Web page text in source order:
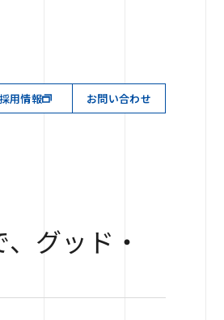
採用情報 お問い合わせ
グッド・